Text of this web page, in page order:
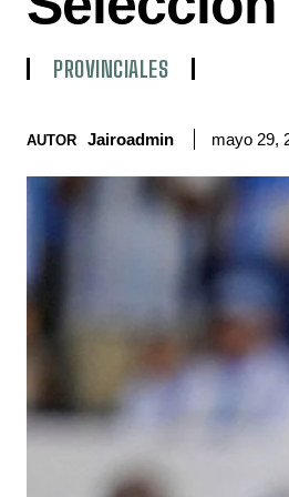
PROVINCIALES
AUTOR Jairoadmin mayo 29,